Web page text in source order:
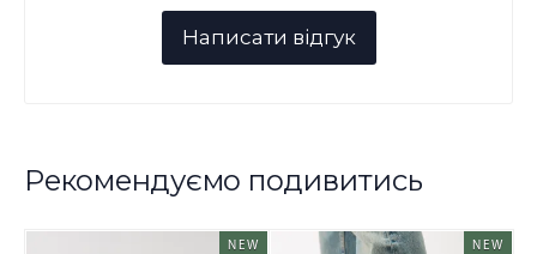
Рекомендуємо подивитись
NEW NEW